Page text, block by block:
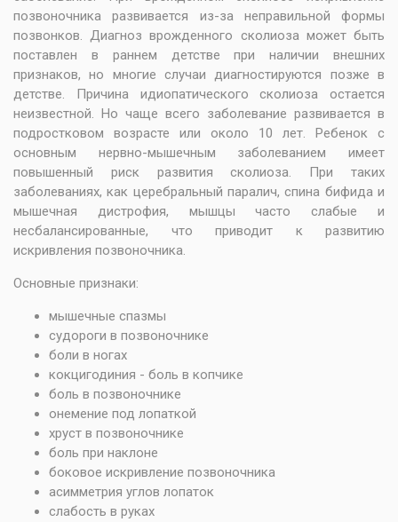
позвоночника развивается из-за неправильной формы
позвонков. Диагноз врожденного сколиоза может быть
поставлен в раннем детстве при наличии внешних
признаков, но многие случаи диагностируются позже в
детстве. Причина идиопатического сколиоза остается
неизвестной. Но чаще всего заболевание развивается в
подростковом возрасте или около 10 лет. Ребенок с
основным нервно-мышечным заболеванием имеет
повышенный риск развития сколиоза. При таких
заболеваниях, как церебральный паралич, спина бифида и
мышечная дистрофия, мышцы часто слабые и
несбалансированные, что приводит к развитию
искривления позвоночника.
Основные признаки:
мышечные спазмы
судороги в позвоночнике
боли в ногах
кокцигодиния - боль в копчике
боль в позвоночнике
онемение под лопаткой
хруст в позвоночнике
боль при наклоне
боковое искривление позвоночника
асимметрия углов лопаток
слабость в руках